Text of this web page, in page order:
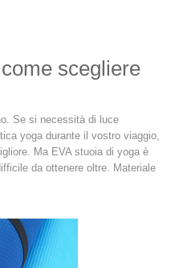
scegliere
Se si necessità di luce
yoga durante il vostro viaggio,
Ma EVA stuoia di yoga è
da ottenere oltre. Materiale